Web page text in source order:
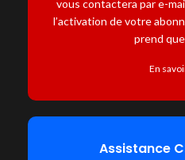
vous contactera par e-
l’activation de votre
prend
En
Assistance